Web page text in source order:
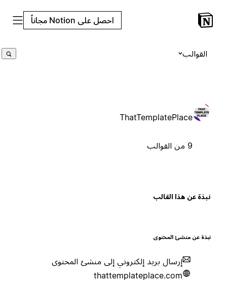
احصل على Notion مجاناً
القوالب
ThatTemplatePlace
عن هذا القالب
عن منشئ المحتوى
إرسال بريد إلكتروني إلى منشئ المحتوى
thattemplateplace.com